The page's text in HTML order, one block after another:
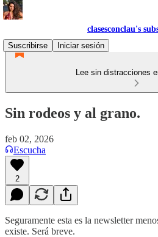
clasesconclau's
Suscribirse
Iniciar sesión
Lee sin distracciones
Sin rodeos y al grano.
feb 02, 2026
Escucha
2
Seguramente esta es la newsletter
existe. Será breve.